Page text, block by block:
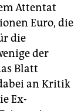
Attentat
Euro, die
die
der
Blatt
an Kritik
Ex-